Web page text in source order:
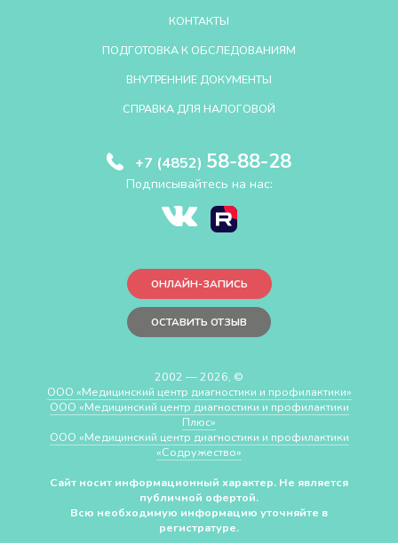
КОНТАКТЫ
ПОДГОТОВКА К ОБСЛЕДОВАНИЯМ
ВНУТРЕННИЕ ДОКУМЕНТЫ
СПРАВКА ДЛЯ НАЛОГОВОЙ
+7 (4852) 58-88-28
Подписывайтесь на нас:
ОНЛАЙН-ЗАПИСЬ
ОСТАВИТЬ ОТЗЫВ
2002 — 2026, ©
ООО «Медицинский центр диагностики и профилактики»
ООО «Медицинский центр диагностики и профилактики
Плюс»
ООО «Медицинский центр диагностики и профилактики
«Cодружество»
Сайт носит информационный характер. Не является
публичной офертой.
Всю необходимую информацию уточняйте в
регистратуре.